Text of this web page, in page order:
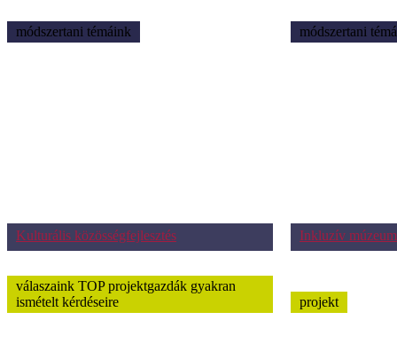
módszertani témáink
Kulturális közösségfejlesztés
módszertani
Inkluzív múzeum
válaszaink TOP projektgazdák gyakran
ismételt kérdéseire
projekt